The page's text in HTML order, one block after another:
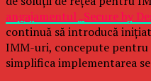
angajamentul „Secure by
continuă să introducă
IMM-uri, concepute pentru
simplifica implementarea